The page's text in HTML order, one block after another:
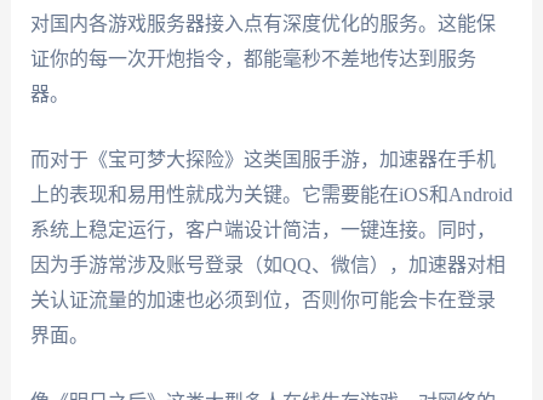
对国内各游戏服务器接入点有深度优化的服务。这能保
证你的每一次开炮指令，都能毫秒不差地传达到服务
器。
而对于《宝可梦大探险》这类国服手游，加速器在手机
上的表现和易用性就成为关键。它需要能在iOS和Android
系统上稳定运行，客户端设计简洁，一键连接。同时，
因为手游常涉及账号登录（如QQ、微信），加速器对相
关认证流量的加速也必须到位，否则你可能会卡在登录
界面。